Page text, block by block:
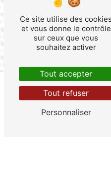
Contactez-nous
3203 route de la
Ce site utilise des cookies
et vous donne le contrôle
sur ceux que vous
souhaitez activer
Tout accepter
Tout refuser
Personnaliser